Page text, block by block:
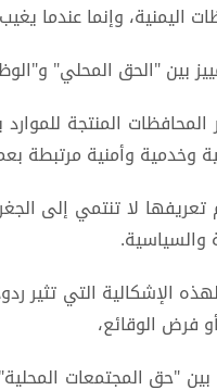
اليمنية، وإنما عندما
بين "الحق المحلي"
المنتجة
وخدمية وأمنية مرتبطة
تعريفها لا تنتمي إلى
والسياسية.
الإشكالية التي تثير
فرض الوقائع،
"حق المجتمعات